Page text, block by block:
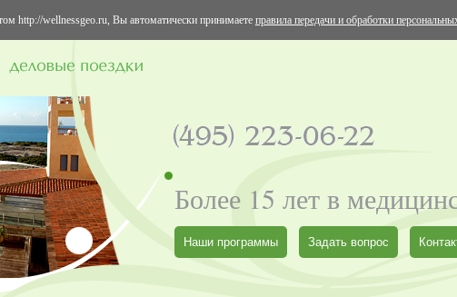
http://wellnessgeo.ru, Вы автоматически принимаете правила передачи и обработки
Более 15 лет в
Наши программы Задать вопрос